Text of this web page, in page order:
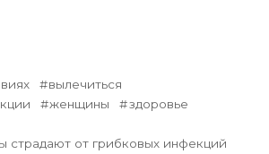
вылечиться
женщины
здоровье
от грибковых инфекций